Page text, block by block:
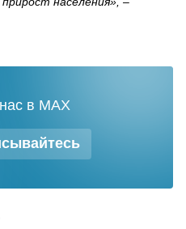
в MAX